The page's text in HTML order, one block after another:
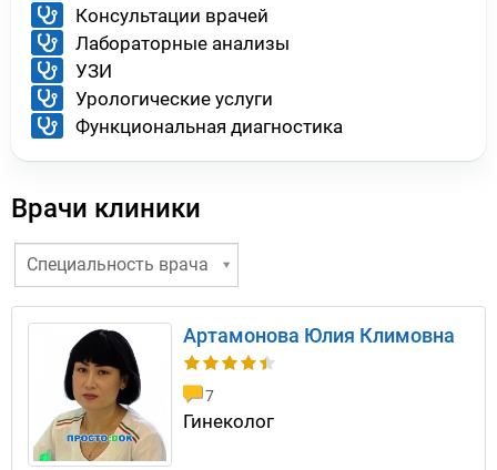
Консультации врачей
Лабораторные анализы
УЗИ
Урологические услуги
Функциональная диагностика
Врачи клиники
Специальность врача
Артамонова Юлия Климовна
7
Гинеколог